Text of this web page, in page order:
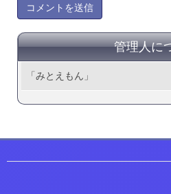
管理人に
「みとえもん」